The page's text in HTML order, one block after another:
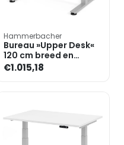
Hammerbacher
Bureau »Upper Desk«
120 cm breed en
elektrisch in hoogte
verstelbaar tot 128,5 c
€1.015,18